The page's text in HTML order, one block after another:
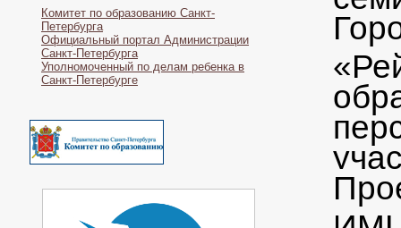
Комитет по образованию Санкт-
Петербурга
Официальный портал Администрации
Санкт-Петербурга
Уполномоченный по делам ребенка в
Санкт-Петербурге